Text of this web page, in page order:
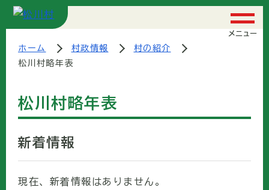
メニュー
ホーム 村政情報
村の紹介
松川村略年表
松川村略年表
新着情報
現在、新着情報はありません。